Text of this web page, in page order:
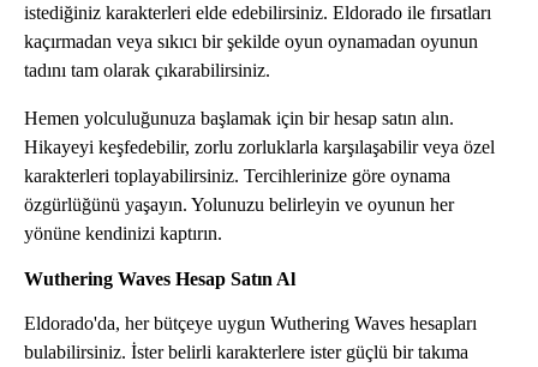
istediğiniz karakterleri elde edebilirsiniz. Eldorado ile fırsatları
kaçırmadan veya sıkıcı bir şekilde oyun oynamadan oyunun
tadını tam olarak çıkarabilirsiniz.
Hemen yolculuğunuza başlamak için bir hesap satın alın.
Hikayeyi keşfedebilir, zorlu zorluklarla karşılaşabilir veya özel
karakterleri toplayabilirsiniz. Tercihlerinize göre oynama
özgürlüğünü yaşayın. Yolunuzu belirleyin ve oyunun her
yönüne kendinizi kaptırın.
Wuthering Waves Hesap Satın Al
Eldorado'da, her bütçeye uygun Wuthering Waves hesapları
bulabilirsiniz. İster belirli karakterlere ister güçlü bir takıma